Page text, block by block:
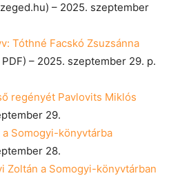
– 2025. szeptember
Tóthné Facskó Zsuzsánna
– 2025. szeptember 29. p.
regényét Pavlovits Miklós
29.
Somogyi-könyvtárba
28.
Zoltán a Somogyi-könyvtárban